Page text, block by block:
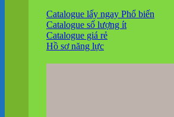
Catalogue lấy ngay
Catalogue số lượng ít
Catalogue giá rẻ
Hồ sơ năng lực